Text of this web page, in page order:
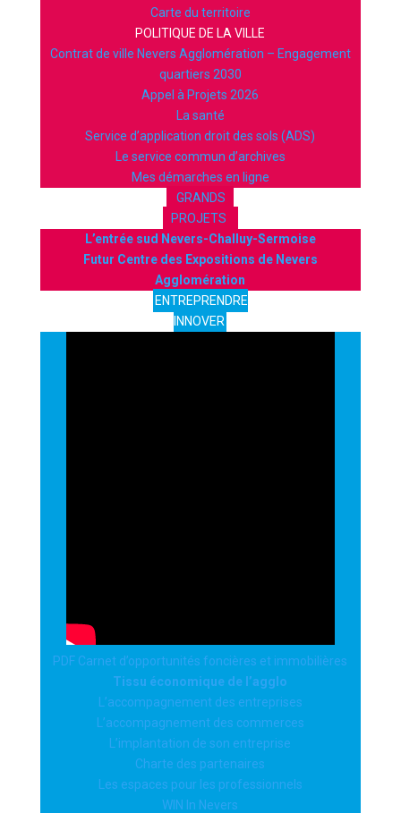
Carte du territoire
POLITIQUE DE LA VILLE
Contrat de ville Nevers Agglomération – Engagement
quartiers 2030
Appel à Projets 2026
La santé
Service d’application droit des sols (ADS)
Le service commun d’archives
Mes démarches en ligne
GRANDS
PROJETS
L’entrée sud Nevers-Challuy-Sermoise
Futur Centre des Expositions de Nevers
Agglomération
ENTREPRENDRE
INNOVER
PDF Carnet d’opportunités foncières et immobilières
Tissu économique de l’agglo
L’accompagnement des entreprises
L’accompagnement des commerces
L’implantation de son entreprise
Charte des partenaires
Les espaces pour les professionnels
WIN In Nevers